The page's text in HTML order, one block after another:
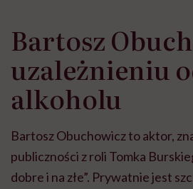
Bartosz
uzależnieniu
alkoholu
Bartosz Obuchowicz to aktor,
publiczności z roli Tomka
dobre i na złe”. Prywatnie jest